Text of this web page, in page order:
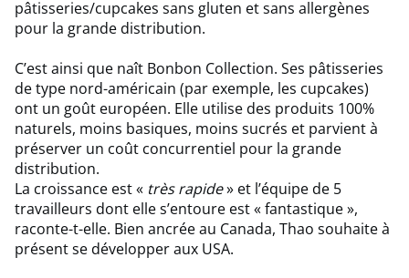
pâtisseries/cupcakes sans gluten et sans allergènes
pour la grande distribution.
C’est ainsi que naît Bonbon Collection. Ses pâtisseries
de type nord-américain (par exemple, les cupcakes)
ont un goût européen. Elle utilise des produits 100%
naturels, moins basiques, moins sucrés et parvient à
préserver un coût concurrentiel pour la grande
distribution.
La croissance est « très rapide» et l’équipe de 5
travailleurs dont elle s’entoure est « fantastique »,
raconte-t-elle. Bien ancrée au Canada, Thao souhaite à
présent se développer aux USA.